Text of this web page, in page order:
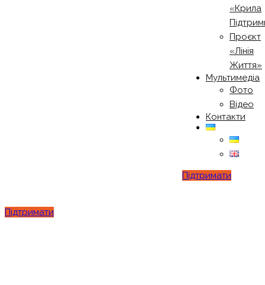
«Крила
Проєкт
«Лінія
Життя»
Мультимедіа
Фото
Відео
Контакти
Підтримати
Підтримати